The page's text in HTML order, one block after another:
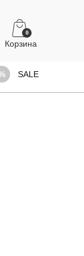
0
SALE